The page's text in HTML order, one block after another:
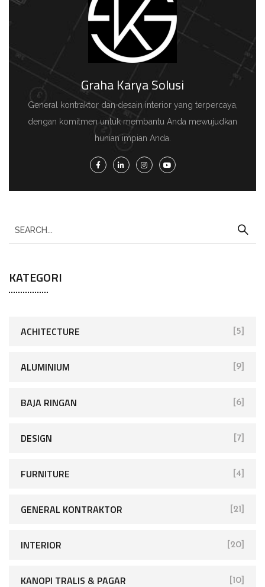
Graha Karya Solusi
General kontraktor dan desain interior yang terpercaya,
dengan komitmen untuk membantu Anda mewujudkan
hunian impian Anda.
KATEGORI
ACHITECTURE [5]
ALUMINIUM [9]
BAJA RINGAN [6]
DESIGN [7]
FURNITURE [4]
GENERAL KONTRAKTOR [21]
INTERIOR [20]
KANOPI TRALIS & PAGAR [10]